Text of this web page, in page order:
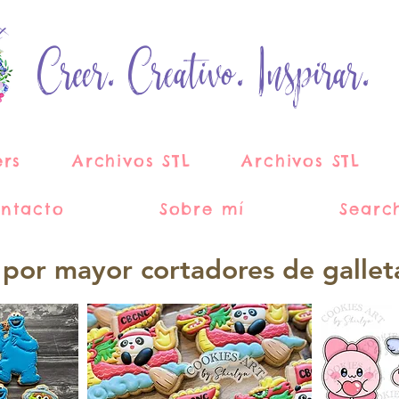
Creer. Creativo. Inspirar.
Archivos STL Archivos STL
Sobre mí
mayor cortadores de